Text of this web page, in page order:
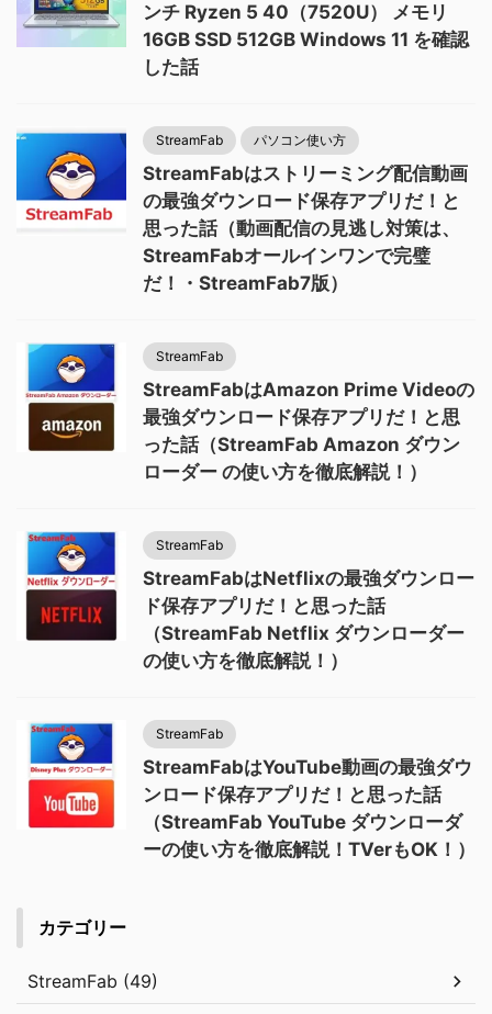
ンチ Ryzen 5 40（7520U） メモリ
16GB SSD 512GB Windows 11 を確認
した話
StreamFab パソコン使い方
StreamFabはストリーミング配信動画
の最強ダウンロード保存アプリだ！と
思った話（動画配信の見逃し対策は、
StreamFabオールインワンで完璧
だ！・StreamFab7版）
StreamFab
StreamFabはAmazon Prime Videoの
最強ダウンロード保存アプリだ！と思
った話（StreamFab Amazon ダウン
ローダー の使い方を徹底解説！）
StreamFab
StreamFabはNetflixの最強ダウンロー
ド保存アプリだ！と思った話
（StreamFab Netflix ダウンローダー
の使い方を徹底解説！）
StreamFab
StreamFabはYouTube動画の最強ダウ
ンロード保存アプリだ！と思った話
（StreamFab YouTube ダウンローダ
ーの使い方を徹底解説！TVerもOK！）
カテゴリー
StreamFab (49)